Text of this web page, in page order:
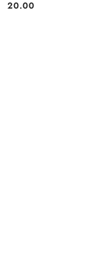
Cena:
20.00